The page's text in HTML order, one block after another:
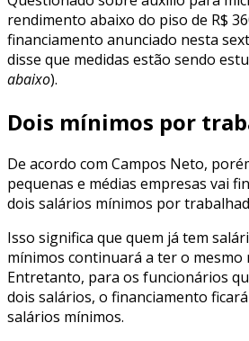
rendimento abaixo do piso de R$
financiamento anunciado nesta
disse que medidas estão sendo
abaixo).
Dois mínimos por
De acordo com Campos Neto,
pequenas e médias empresas vai
dois salários mínimos por
Isso significa que quem já tem
mínimos continuará a ter o mesmo
Entretanto, para os funcionários
dois salários, o financiamento
salários mínimos.